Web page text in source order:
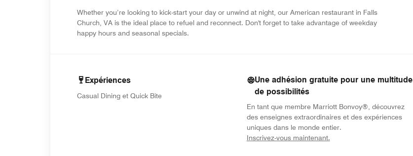
Whether you’re looking to kick-start your day or unwind at night, our American restaurant in Falls
Church, VA is the ideal place to refuel and reconnect. Don't forget to take advantage of weekday
happy hours and seasonal specials.
Expériences
Casual Dining et Quick Bite
Une adhésion gratuite pour une multitude
de possibilités
En tant que membre Marriott Bonvoy®, découvrez
des enseignes extraordinaires et des expériences
uniques dans le monde entier.
Inscrivez-vous maintenant.